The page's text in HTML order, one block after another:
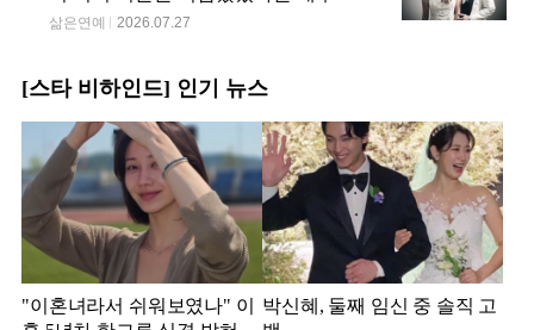
삶은연예 2026.07.27
[스타 비하인드] 인기 뉴스
"이혼녀라서 쉬워보였나" 이
박신혜, 둘째 임신 중 솔직 고